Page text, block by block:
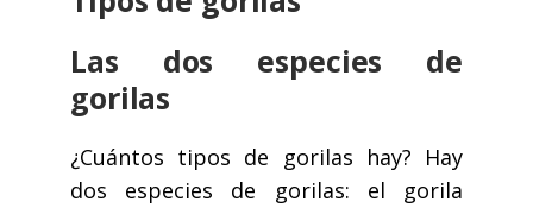
Las dos especies de
gorilas
¿Cuántos tipos de gorilas hay? Hay
dos especies de gorilas: el gorila